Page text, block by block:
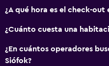
Baño
Aseo
Papel higiénico
¿A qué hora es el check-out
¿Cuánto cuesta una
¿En cuántos operadores
Siófok?